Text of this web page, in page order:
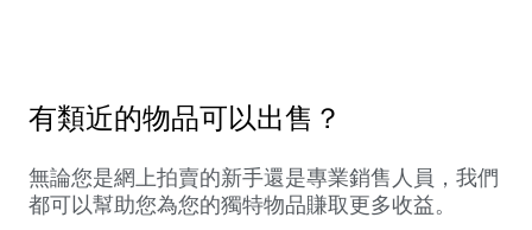
有類近的物品可以出售？
無論您是網上拍賣的新手還是專業銷售人員，我們
都可以幫助您為您的獨特物品賺取更多收益。